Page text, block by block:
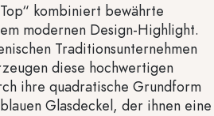
kombiniert bewährte
modernen Design-Highlight.
Traditionsunternehmen
diese hochwertigen
ihre quadratische Grundform
Glasdeckel, der ihnen eine